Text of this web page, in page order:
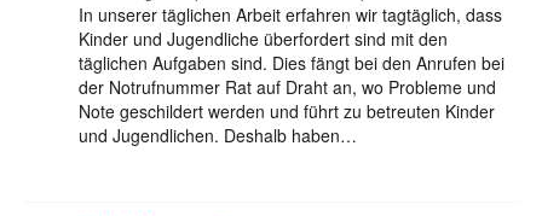
In unserer täglichen Arbeit erfahren wir tagtäglich, dass
Kinder und Jugendliche überfordert sind mit den
täglichen Aufgaben sind. Dies fängt bei den Anrufen bei
der Notrufnummer Rat auf Draht an, wo Probleme und
Note geschildert werden und führt zu betreuten Kinder
und Jugendlichen. Deshalb haben…